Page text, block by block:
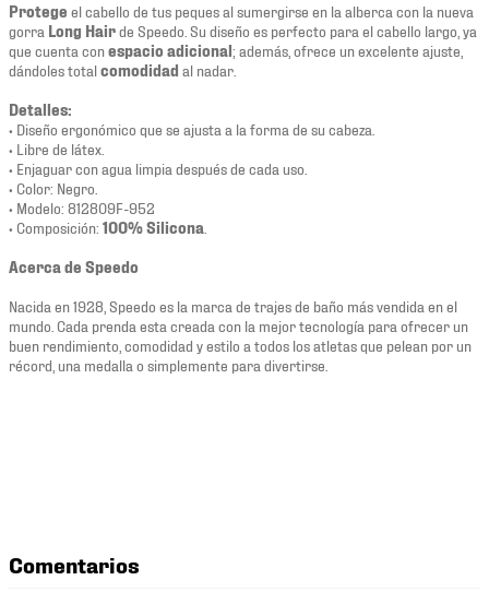
Protege el cabello de tus peques al sumergirse en la alberca con la nueva
gorra Long Hairde Speedo. Su diseño es perfecto para el cabello largo, ya
que cuenta conespacio adicional; además, ofrece un excelente ajuste,
dándoles totalcomodidad al nadar.
Detalles:
• Diseño ergonómico que se ajusta a la forma de su cabeza.
• Libre de látex.
• Enjaguar con agua limpia después de cada uso.
• Color: Negro.
• Modelo: 812809F-952
• Composición: 100% Silicona
Acerca de Speedo
Nacida en 1928, Speedo es la marca de trajes de baño más vendida en el
mundo. Cada prenda esta creada con la mejor tecnología para ofrecer un
buen rendimiento, comodidad y estilo a todos los atletas que pelean por un
récord, una medalla o simplemente para divertirse.
Comentarios